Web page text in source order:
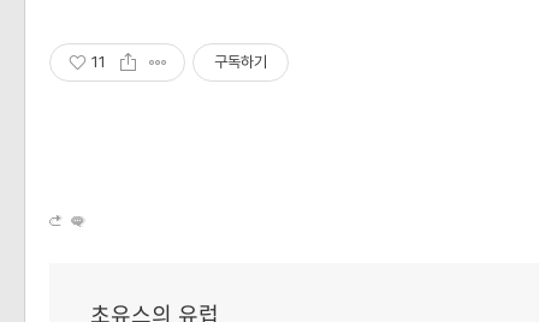
11 구독하기
초유스의 유럽